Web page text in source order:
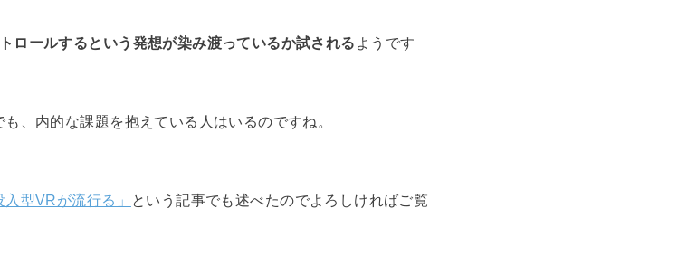
ロールするという発想が染み渡っているか試される ようです
、内的な課題を抱えている人はいるのですね。
入型VRが流行る」
という記事でも述べたのでよろしければご覧